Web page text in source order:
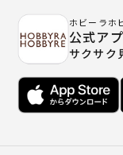
ホビーラホ
公式ア
サクサク